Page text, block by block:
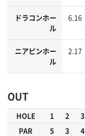
ドラコンホー
ル
6.16
ニアピンホー
ル
2.17
OUT
HOLE 1 2 3
PAR
5 3 4